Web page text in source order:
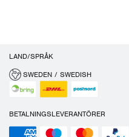
LAND/SPRÅK
SWEDEN / SWEDISH
BETALNINGSLEVERANTÖRER